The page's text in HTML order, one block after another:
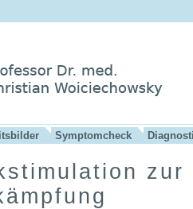
Symptomcheck
zur